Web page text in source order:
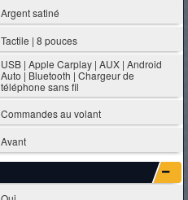
Argent satiné
Tactile | 8 pouces
USB | Apple Carplay | AUX | Android
Auto | Bluetooth | Chargeur de
téléphone sans fil
Commandes au volant
Avant